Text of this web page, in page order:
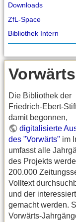
Downloads
ZfL-Space
Bibliothek Intern
Die Bibliothek der
Friedrich-Ebert-
damit begonnen,
digitalisierte
des "Vorwärts" im
umfasst alle
des Projekts
200.000
Volltext
und der
gemacht werden.
Vorwärts-